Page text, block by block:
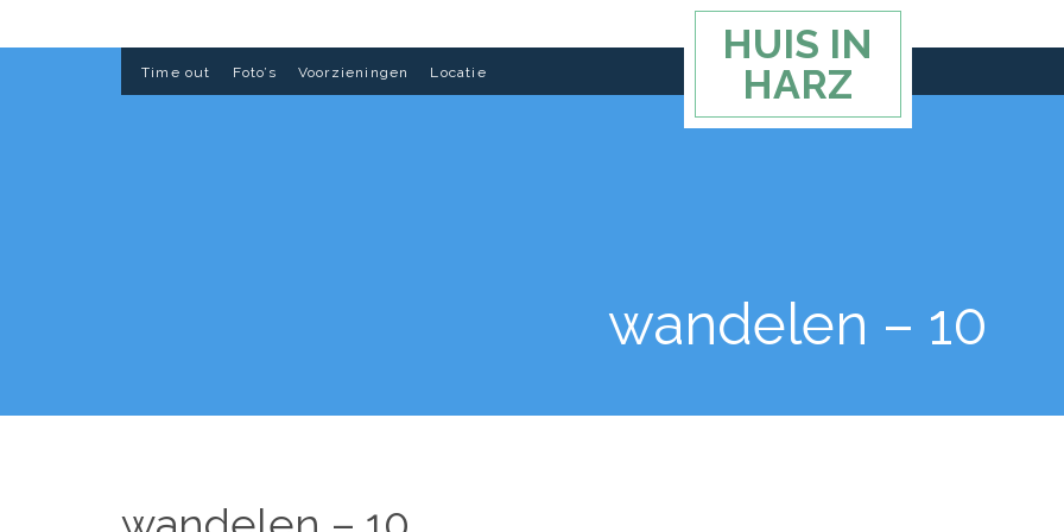
Time out Foto’s Voorzieningen Locatie
HUIS IN
HARZ
wandelen – 10